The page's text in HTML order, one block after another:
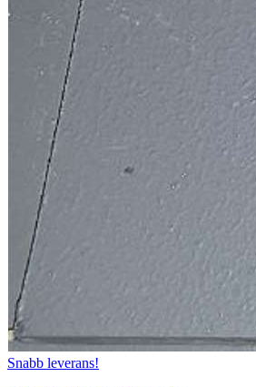
Snabb leverans!